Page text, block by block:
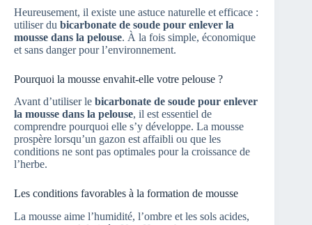
Heureusement, il existe une astuce naturelle et efficace :
utiliser du bicarbonate de soude pour enlever la
mousse dans la pelouse. À la fois simple, économique
et sans danger pour l’environnement.
Pourquoi la mousse envahit-elle votre pelouse ?
Avant d’utiliser le bicarbonate de soude pour enlever
la mousse dans la pelouse, il est essentiel de
comprendre pourquoi elle s’y développe. La mousse
prospère lorsqu’un gazon est affaibli ou que les
conditions ne sont pas optimales pour la croissance de
l’herbe.
Les conditions favorables à la formation de mousse
La mousse aime l’humidité, l’ombre et les sols acides,